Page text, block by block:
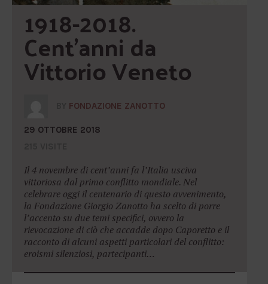
1918-2018.
Cent’anni da
Vittorio Veneto
FONDAZIONE ZANOTTO
29 OTTOBRE 2018
Il 4 novembre di cent’anni fa l’Italia usciva
vittoriosa dal primo conflitto mondiale. Nel
celebrare oggi il centenario di questo avvenimento,
la Fondazione Giorgio Zanotto ha scelto di porre
l’accento su due temi specifici, ovvero la
rievocazione di ciò che accadde dopo Caporetto e il
racconto di alcuni aspetti particolari del conflitto:
eroismi silenziosi, partecipanti…